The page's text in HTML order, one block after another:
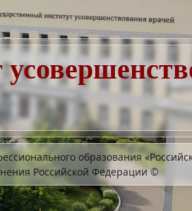
образования
Российской Федерации©